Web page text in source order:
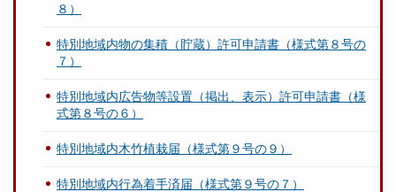
８）
特別地域内物の集積（貯蔵）許可申請書（様式第８号の
７）
特別地域内広告物等設置（掲出、表示）許可申請書（様
式第８号の６）
特別地域内木竹植栽届（様式第９号の９）
特別地域内行為着手済届（様式第９号の７）